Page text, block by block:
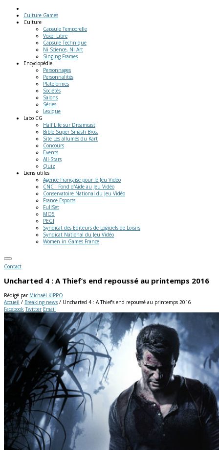
Culture Games
Culture
Capsule Temporelle
Voxel Libre
Capsule Technique
Ni Science, Ni Art
Singing Frames
Encyclopédie
Personnages
Personnalités
Plateformes
Sociétés
Salons
Séries
Lexique
Labo CG
Half Life sur Dreamcast
Bible Super Smash Bros.
Site Les allumés du Kart
Concours
Events
All-Stars
Quiz
Liens utiles
Agence Française pour le Jeu Vidéo
CNC : Fond d'Aide au Jeu Vidéo
Conservatoire National du Jeu Vidéo
France Esports
FullSet
MO5
PEGI
Syndicat des Editeurs de Logiciels de Loisirs
Syndicat National du Jeu Vidéo
Women in Games France
Contact
Uncharted 4 : A Thief’s end repoussé au printemps 2016
Rédigé par Michaël KIPPO
Accueil / Breaking news / Uncharted 4 : A Thief’s end repoussé au printemps 2016
Facebook Twitter Email